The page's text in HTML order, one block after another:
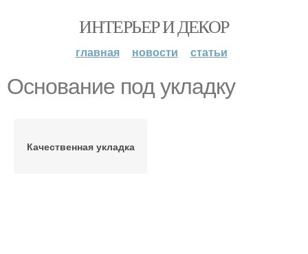
ИНТЕРЬЕР И ДЕКОР
главная новости статьи
Основание под укладку
Качественная укладка